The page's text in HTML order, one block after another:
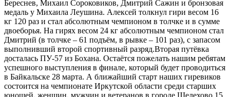
Береснев, Михаил Сороковиков, Дмитрий Сажин и бронзовая
медаль у Михаила Леушина. Алексей толкнул гири весом 16
кг 120 раз и стал абсолютным чемпионом в толчке и в сумме
двоеборья. На гирях весом 24 кг абсолютным чемпионом стал
Дмитрий (в толчке – 61 подъём, в рывке – 101 раз), с запасом
выполнивший второй спортивный разряд.Вторая путёвка
досталась ПУ-57 из Бохана. Остаётся пожелать нашим ребятам
успешного выступления в финале, который будет проводиться
в Байкальске 28 марта. А ближайший старт наших гиревиков
состоится на чемпионате Иркутской области среди старших
юношей, женщин, мужчин и ветеранов в городе Шелехово 15